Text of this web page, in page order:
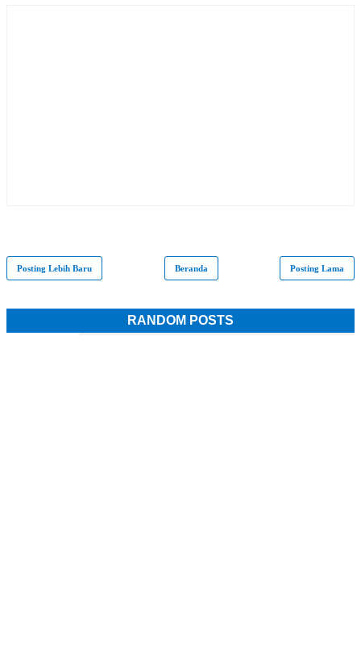
Posting Lebih Baru Posting Lama
Beranda
RANDOM POSTS